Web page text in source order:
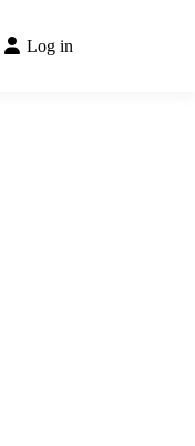
Log in